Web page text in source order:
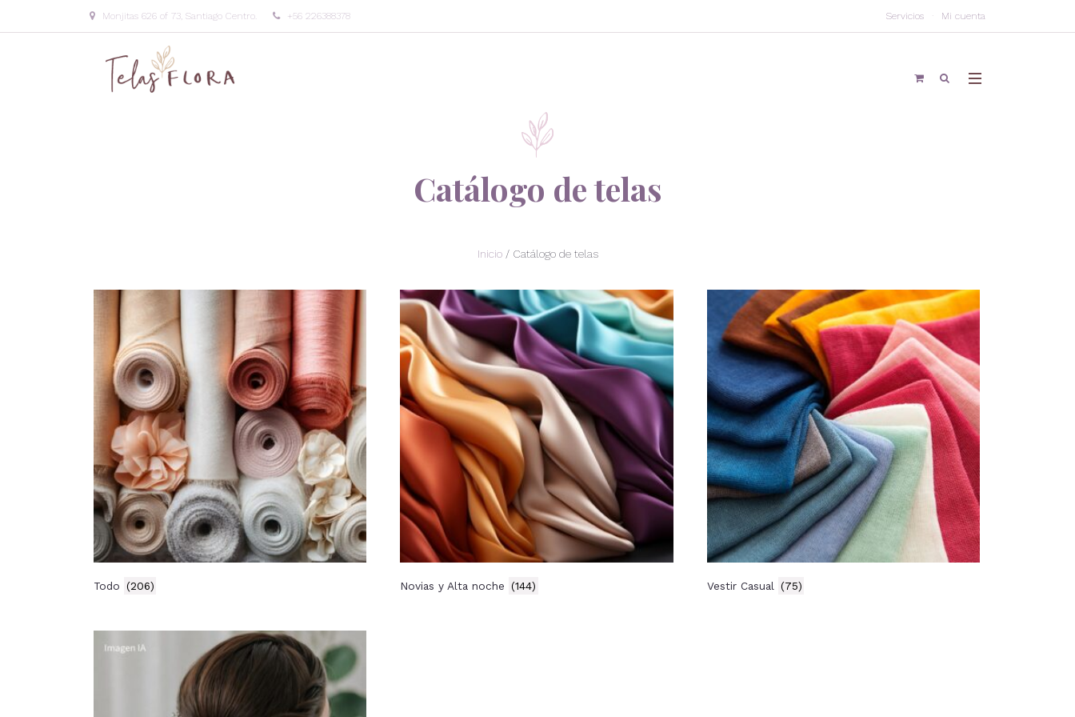
Monjitas 626 of 73, Santiago Centro. +56 226388378 Servicios Mi cuenta
Catálogo de telas
Inicio/ Catálogo de telas
Todo (206) Novias y Alta noche (144) Vestir Casual (75)